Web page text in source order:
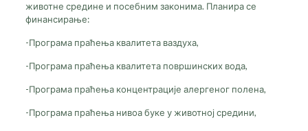
животне средине и посебним законима. Планира се
финансирање:
-Програма праћења квалитета ваздуха,
-Програма праћења квалитета површинских вода,
-Програма праћења концентрације алергеног полена,
-Програма праћења нивоа буке у животној средини,